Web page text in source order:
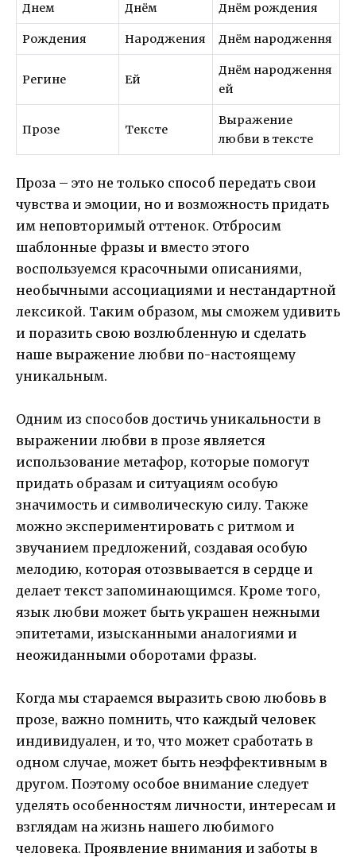
Днем Днём Днём рождения
Рождения Народжения Днём народження
Регине Ей
Днём народження
ей
Прозе Тексте
Выражение
любви в тексте
Проза – это не только способ передать свои
чувства и эмоции, но и возможность придать
им неповторимый оттенок. Отбросим
шаблонные фразы и вместо этого
воспользуемся красочными описаниями,
необычными ассоциациями и нестандартной
лексикой. Таким образом, мы сможем удивить
и поразить свою возлюбленную и сделать
наше выражение любви по-настоящему
уникальным.
Одним из способов достичь уникальности в
выражении любви в прозе является
использование метафор, которые помогут
придать образам и ситуациям особую
значимость и символическую силу. Также
можно экспериментировать с ритмом и
звучанием предложений, создавая особую
мелодию, которая отозвывается в сердце и
делает текст запоминающимся. Кроме того,
язык любви может быть украшен нежными
эпитетами, изысканными аналогиями и
неожиданными оборотами фразы.
Когда мы стараемся выразить свою любовь в
прозе, важно помнить, что каждый человек
индивидуален, и то, что может сработать в
одном случае, может быть неэффективным в
другом. Поэтому особое внимание следует
уделять особенностям личности, интересам и
взглядам на жизнь нашего любимого
человека. Проявление внимания и заботы в